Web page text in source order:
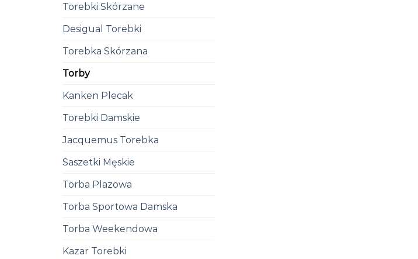
Torebki Skórzane
Desigual Torebki
Torebka Skórzana
Torby
Kanken Plecak
Torebki Damskie
Jacquemus Torebka
Saszetki Męskie
Torba Plazowa
Torba Sportowa Damska
Torba Weekendowa
Kazar Torebki